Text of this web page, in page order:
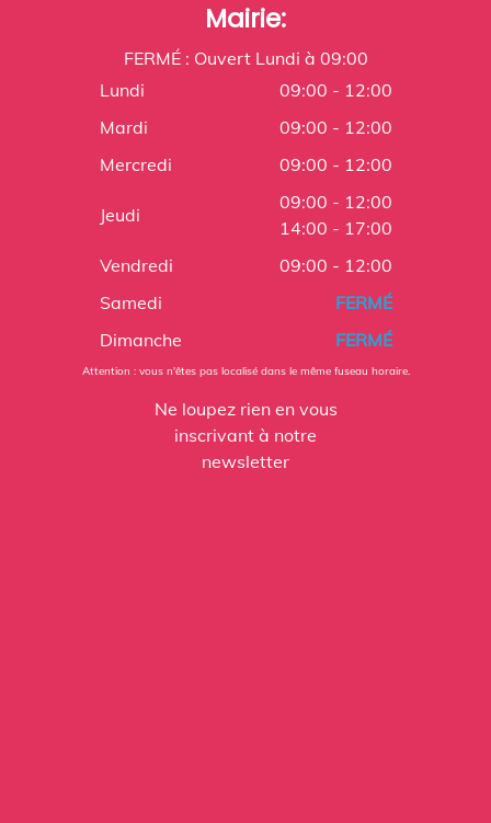
Mairie:
FERMÉ : Ouvert Lundi à 09:00
Lundi
09:00 - 12:00
Mardi
09:00 - 12:00
Mercredi
09:00 - 12:00
Jeudi
09:00 - 12:00
14:00 - 17:00
Vendredi
09:00 - 12:00
Samedi
FERMÉ
Dimanche
FERMÉ
Attention : vous n'êtes pas localisé dans le même fuseau horaire.
Ne loupez rien en vous
inscrivant à notre
newsletter